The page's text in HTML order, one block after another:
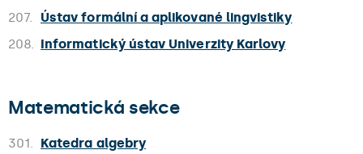
207.
Ústav formální a aplikované lingvistiky
208. Informatický ústav Univerzity Karlovy
Matematická sekce
301. Katedra algebry